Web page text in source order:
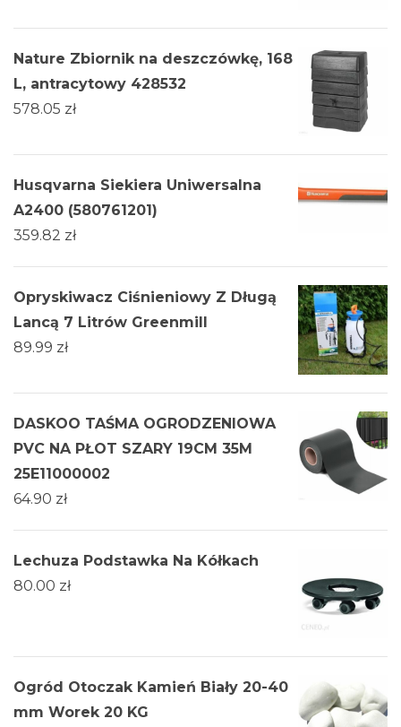
Nature Zbiornik na deszczówkę, 168
L, antracytowy 428532
578.05 zł
Husqvarna Siekiera Uniwersalna
A2400 (580761201)
359.82 zł
Opryskiwacz Ciśnieniowy Z Długą
Lancą 7 Litrów Greenmill
89.99 zł
DASKOO TAŚMA OGRODZENIOWA
PVC NA PŁOT SZARY 19CM 35M
25E11000002
64.90 zł
Lechuza Podstawka Na Kółkach
80.00 zł
Ogród Otoczak Kamień Biały 20-40
mm Worek 20 KG